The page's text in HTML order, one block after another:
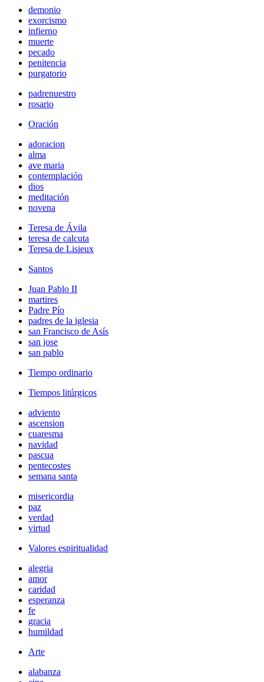
demonio
exorcismo
infierno
muerte
pecado
penitencia
purgatorio
padrenuestro
rosario
Oración
adoracion
alma
ave maria
contemplación
dios
meditación
novena
Teresa de Ávila
teresa de calcuta
Teresa de Lisieux
Santos
Juan Pablo II
martires
Padre Pío
padres de la iglesia
san Francisco de Asís
san jose
san pablo
Tiempo ordinario
Tiempos litúrgicos
adviento
ascension
cuaresma
navidad
pascua
pentecostes
semana santa
misericordia
paz
verdad
virtud
Valores espiritualidad
alegria
amor
caridad
esperanza
fe
gracia
humildad
Arte
alabanza